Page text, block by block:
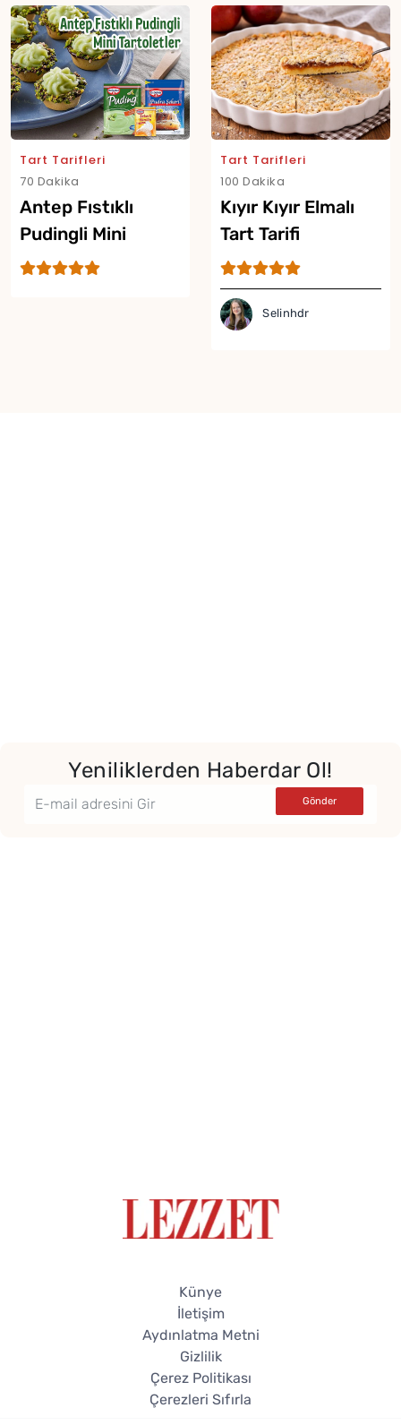
Tart Tarifleri
70 Dakika
Antep Fıstıklı
Pudingli Mini
Tartoletler
Tart Tarifleri
100 Dakika
Kıyır Kıyır Elmalı
Tart Tarifi
Selinhdr
Yeniliklerden Haberdar Ol!
Künye
İletişim
Aydınlatma Metni
Gizlilik
Çerez Politikası
Çerezleri Sıfırla